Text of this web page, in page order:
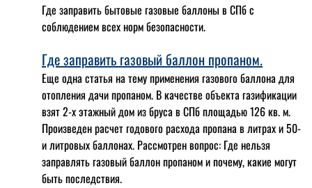
Где заправить бытовые газовые баллоны в СПб с
соблюдением всех норм безопасности.
Где заправить газовый баллон пропаном.
Еще одна статья на тему применения газового баллона для
отопления дачи пропаном. В качестве объекта газификации
взят 2-х этажный дом из бруса в СПб площадью 126 кв. м.
Произведен расчет годового расхода пропана в литрах и 50-
и литровых баллонах. Рассмотрен вопрос: Где нельзя
заправлять газовый баллон пропаном и почему, какие могут
быть последствия.